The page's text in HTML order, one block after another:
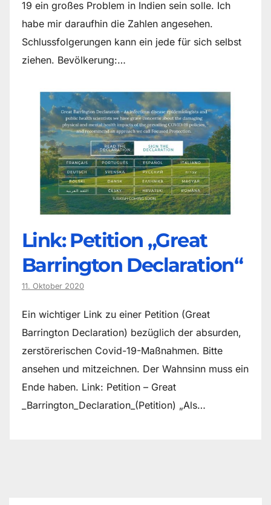
19 ein großes Problem in Indien sein solle. Ich
habe mir daraufhin die Zahlen angesehen.
Schlussfolgerungen kann ein jede für sich selbst
ziehen. Bevölkerung:…
Link: Petition „Great
Barrington Declaration“
11. Oktober 2020
Ein wichtiger Link zu einer Petition (Great
Barrington Declaration) bezüglich der absurden,
zerstörerischen Covid-19-Maßnahmen. Bitte
ansehen und mitzeichnen. Der Wahnsinn muss ein
Ende haben. Link: Petition – Great
_Barrington_Declaration_(Petition) „Als…